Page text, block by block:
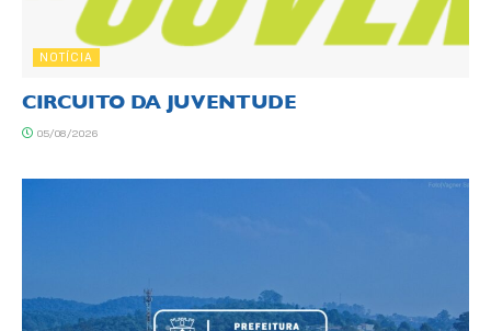
NOTÍCIA
CIRCUITO DA JUVENTUDE
05/08/2026